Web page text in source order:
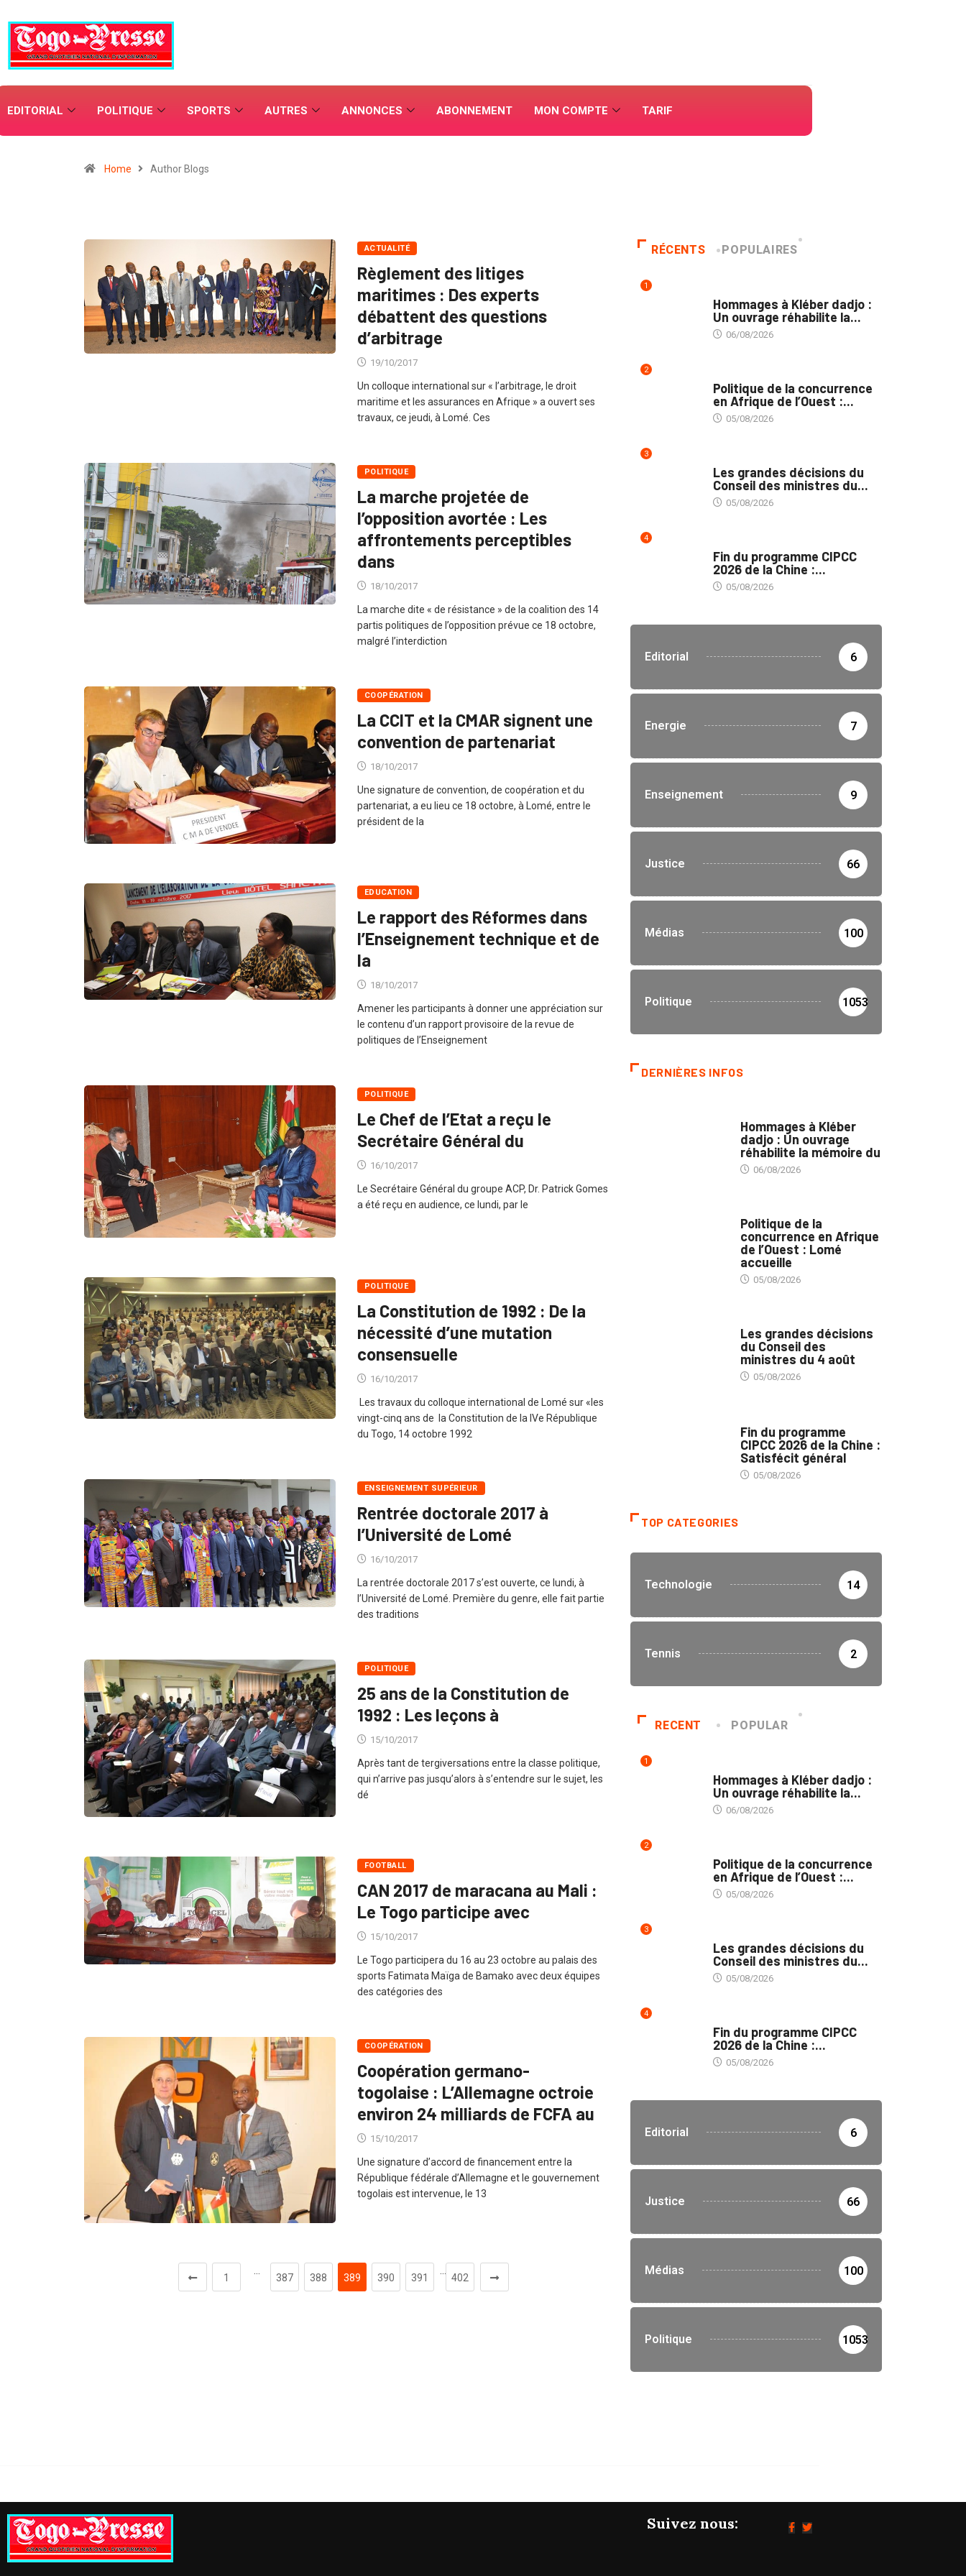
EDITORIAL POLITIQUE SPORTS AUTRES ANNONCES ABONNEMENT MON COMPTE TARIF
Home Author Blogs
ACTUALITÉ
Règlement des litiges
maritimes : Des experts
débattent des questions
d’arbitrage
19/10/2017
Un colloque international sur « l’arbitrage, le droit
maritime et les assurances en Afrique » a ouvert ses
travaux, ce jeudi, à Lomé. Ces
POLITIQUE
La marche projetée de
l’opposition avortée : Les
affrontements perceptibles
dans
18/10/2017
La marche dite « de résistance » de la coalition des 14
partis politiques de l’opposition prévue ce 18 octobre,
malgré l’interdiction
COOPÉRATION
La CCIT et la CMAR signent une
convention de partenariat
18/10/2017
Une signature de convention, de coopération et du
partenariat, a eu lieu ce 18 octobre, à Lomé, entre le
président de la
EDUCATION
Le rapport des Réformes dans
l’Enseignement technique et de
la
18/10/2017
Amener les participants à donner une appréciation sur
le contenu d’un rapport provisoire de la revue de
politiques de l’Enseignement
POLITIQUE
Le Chef de l’Etat a reçu le
Secrétaire Général du
16/10/2017
Le Secrétaire Général du groupe ACP, Dr. Patrick Gomes
a été reçu en audience, ce lundi, par le
POLITIQUE
La Constitution de 1992 : De la
nécessité d’une mutation
consensuelle
16/10/2017
Les travaux du colloque international de Lomé sur «les
vingt-cinq ans de la Constitution de la IVe République
du Togo, 14 octobre 1992
ENSEIGNEMENT SUPÉRIEUR
Rentrée doctorale 2017 à
l’Université de Lomé
16/10/2017
La rentrée doctorale 2017 s’est ouverte, ce lundi, à
l’Université de Lomé. Première du genre, elle fait partie
des traditions
POLITIQUE
25 ans de la Constitution de
1992 : Les leçons à
15/10/2017
Après tant de tergiversations entre la classe politique,
qui n’arrive pas jusqu’alors à s’entendre sur le sujet, les
dé
FOOTBALL
CAN 2017 de maracana au Mali :
Le Togo participe avec
15/10/2017
Le Togo participera du 16 au 23 octobre au palais des
sports Fatimata Maïga de Bamako avec deux équipes
des catégories des
COOPÉRATION
Coopération germano-
togolaise : L’Allemagne octroie
environ 24 milliards de FCFA au
15/10/2017
Une signature d’accord de financement entre la
République fédérale d’Allemagne et le gouvernement
togolais est intervenue, le 13
1 387 388 389 390 391 402
RÉCENTS POPULAIRES
1
Hommages à Kléber dadjo :
Un ouvrage réhabilite la...
06/08/2026
2
Politique de la concurrence
en Afrique de l’Ouest :...
05/08/2026
3
Les grandes décisions du
Conseil des ministres du...
05/08/2026
4
Fin du programme CIPCC
2026 de la Chine :...
05/08/2026
Editorial 6
Energie 7
Enseignement 9
Justice 66
Médias 100
Politique 1053
DERNIÈRES INFOS
Hommages à Kléber
dadjo : Un ouvrage
réhabilite la mémoire du
06/08/2026
Politique de la
concurrence en Afrique
de l’Ouest : Lomé
accueille
05/08/2026
Les grandes décisions
du Conseil des
ministres du 4 août
05/08/2026
Fin du programme
CIPCC 2026 de la Chine :
Satisfécit général
05/08/2026
TOP CATEGORIES
Technologie 14
Tennis 2
RECENT POPULAR
1
Hommages à Kléber dadjo :
Un ouvrage réhabilite la...
06/08/2026
2
Politique de la concurrence
en Afrique de l’Ouest :...
05/08/2026
3
Les grandes décisions du
Conseil des ministres du...
05/08/2026
4
Fin du programme CIPCC
2026 de la Chine :...
05/08/2026
Editorial 6
Justice 66
Médias 100
Politique 1053
Suivez nous: